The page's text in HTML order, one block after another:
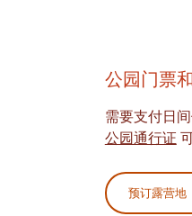
公园门票
需要支付日
公园通行证
预订露营地